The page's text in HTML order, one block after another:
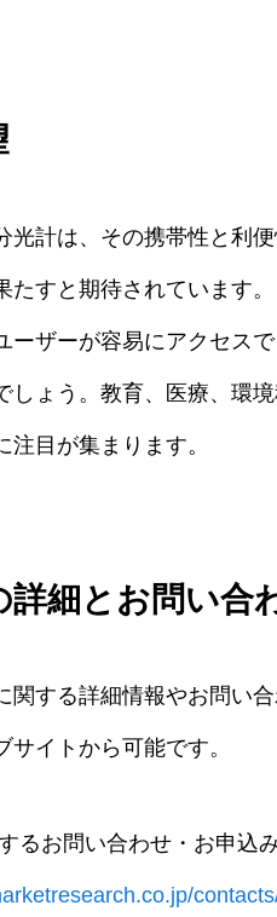
光計は、その携帯性と利
たすと期待されています
ーザーが容易にアクセス
しょう。教育、医療、環
目が集まります。
詳細とお問い合
関する詳細情報やお問い
サイトから可能です。
るお問い合わせ・お申込